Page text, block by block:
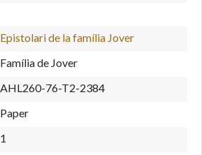
Epistolari de la família Jover
Família de Jover
AHL260-76-T2-2384
Paper
1